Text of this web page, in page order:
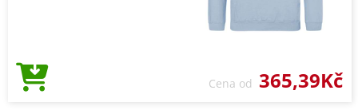
Cena od 365,39Kč